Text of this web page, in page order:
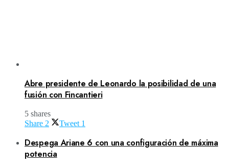
Abre presidente de Leonardo la posibilidad de una
fusión con Fincantieri
5 shares
Share 2 Tweet 1
Despega Ariane 6 con una configuración de máxima
potencia